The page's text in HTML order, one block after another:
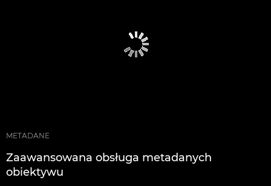
METADANE
Zaawansowana obsługa metadanych
obiektywu